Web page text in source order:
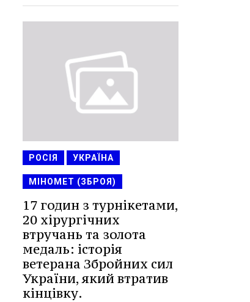
РОСІЯ УКРАЇНА
МІНОМЕТ (ЗБРОЯ)
17 годин з турнікетами,
20 хірургічних
втручань та золота
медаль: історія
ветерана Збройних сил
України, який втратив
кінцівку.